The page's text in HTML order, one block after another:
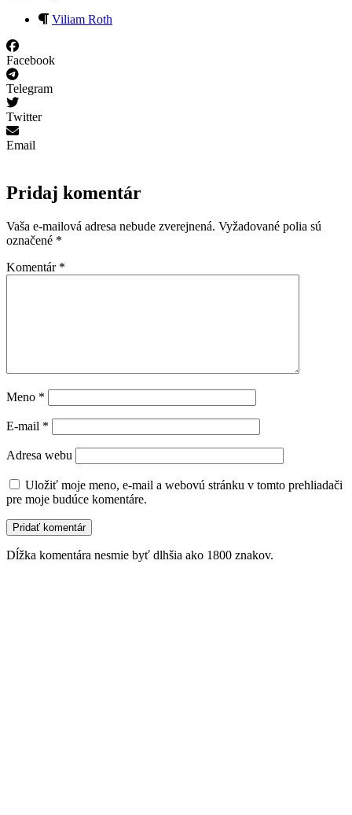
Viliam Roth
Facebook
Telegram
Twitter
Email
Pridaj komentár
Vaša e-mailová adresa nebude zverejnená. Vyžadované polia sú
označené *
Komentár *
Meno *
E-mail *
Adresa webu
Uložiť moje meno, e-mail a webovú stránku v tomto prehliadači
pre moje budúce komentáre.
Dĺžka komentára nesmie byť dlhšia ako 1800 znakov.